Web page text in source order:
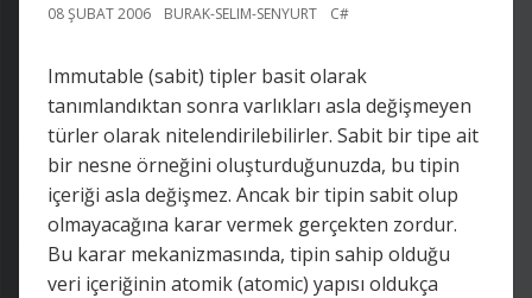
08 ŞUBAT 2006 BURAK-SELIM-SENYURT C#
Immutable (sabit) tipler basit olarak
tanımlandıktan sonra varlıkları asla değişmeyen
türler olarak nitelendirilebilirler. Sabit bir tipe ait
bir nesne örneğini oluşturduğunuzda, bu tipin
içeriği asla değişmez. Ancak bir tipin sabit olup
olmayacağına karar vermek gerçekten zordur.
Bu karar mekanizmasında, tipin sahip olduğu
veri içeriğinin atomik (atomic) yapısı oldukça